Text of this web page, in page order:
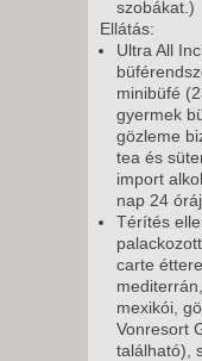
szobákat.)
Ellátás:
Ultra All
minibüfé
gyermek
gözleme
tea és
import
nap 24
Térítés
carte
mexikói,
Vonresort
található),